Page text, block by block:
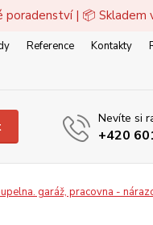
| 📦 Skladem
Reference Kontakty
Nevíte si
+420
garáž, pracovna -